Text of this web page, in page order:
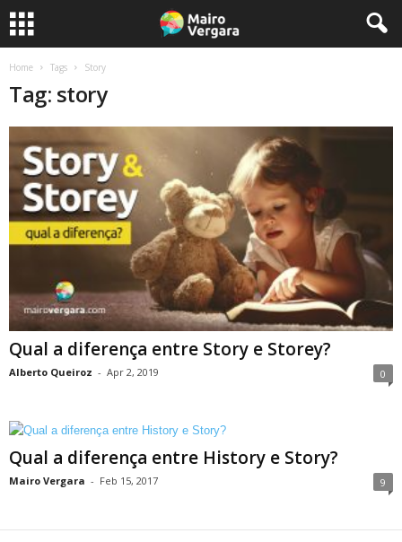
Home Tags Story
Tag: story
Qual a diferença entre Story e Storey?
Alberto Queiroz - Apr 2, 2019 0
Qual a diferença entre History e Story?
Mairo Vergara - Feb 15, 2017 9